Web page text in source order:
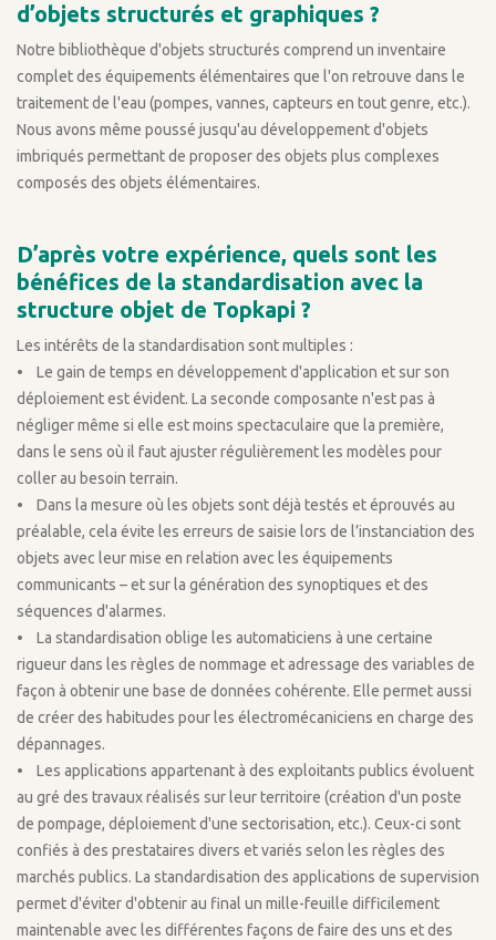
d’objets structurés et graphiques ?
Notre bibliothèque d'objets structurés comprend un inventaire
complet des équipements élémentaires que l'on retrouve dans le
traitement de l'eau (pompes, vannes, capteurs en tout genre, etc.).
Nous avons même poussé jusqu'au développement d'objets
imbriqués permettant de proposer des objets plus complexes
composés des objets élémentaires.
D’après votre expérience, quels sont les
bénéfices de la standardisation avec la
structure objet de Topkapi ?
Les intérêts de la standardisation sont multiples :
• Le gain de temps en développement d'application et sur son
déploiement est évident. La seconde composante n'est pas à
négliger même si elle est moins spectaculaire que la première,
dans le sens où il faut ajuster régulièrement les modèles pour
coller au besoin terrain.
• Dans la mesure où les objets sont déjà testés et éprouvés au
préalable, cela évite les erreurs de saisie lors de l’instanciation des
objets avec leur mise en relation avec les équipements
communicants – et sur la génération des synoptiques et des
séquences d'alarmes.
• La standardisation oblige les automaticiens à une certaine
rigueur dans les règles de nommage et adressage des variables de
façon à obtenir une base de données cohérente. Elle permet aussi
de créer des habitudes pour les électromécaniciens en charge des
dépannages.
• Les applications appartenant à des exploitants publics évoluent
au gré des travaux réalisés sur leur territoire (création d'un poste
de pompage, déploiement d'une sectorisation, etc.). Ceux-ci sont
confiés à des prestataires divers et variés selon les règles des
marchés publics. La standardisation des applications de supervision
permet d'éviter d'obtenir au final un mille-feuille difficilement
maintenable avec les différentes façons de faire des uns et des